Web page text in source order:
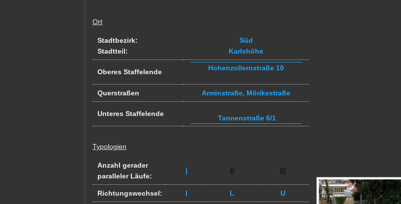
Ort
Stadtbezirk:
Stadtteil:
Süd
Karlshöhe
Oberes Staffelende Hohenzollernstraße 10
Querstraßen Arminstraße, Mörikestraße
Unteres Staffelende
Tannenstraße 6/1
Typologien
Anzahl gerader
paralleler Läufe:
| || |||
Richtungswechsel: I L U